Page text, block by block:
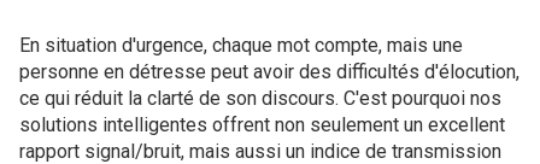
En situation d'urgence, chaque mot compte, mais une
personne en détresse peut avoir des difficultés d'élocution,
ce qui réduit la clarté de son discours. C'est pourquoi nos
solutions intelligentes offrent non seulement un excellent
rapport signal/bruit, mais aussi un indice de transmission